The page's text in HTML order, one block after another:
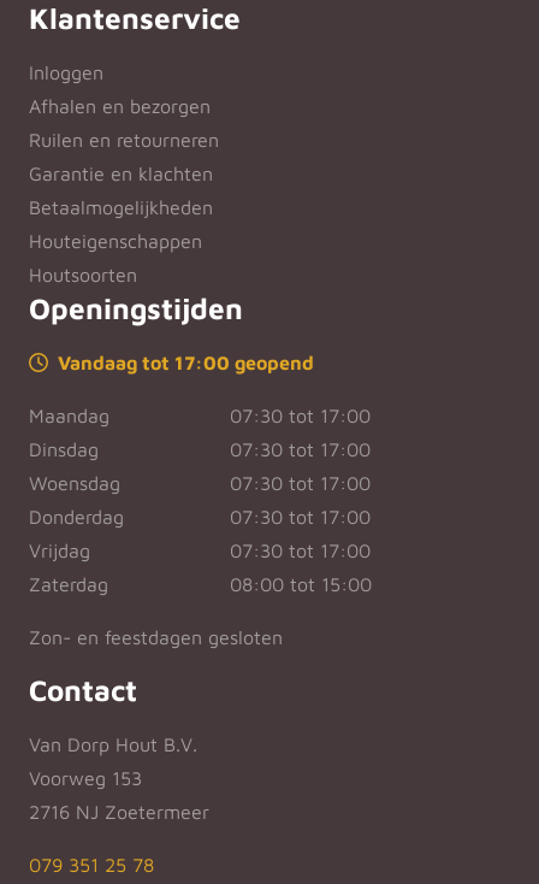
Klantenservice
Inloggen
Afhalen en bezorgen
Ruilen en retourneren
Garantie en klachten
Betaalmogelijkheden
Houteigenschappen
Houtsoorten
Openingstijden
Vandaag tot 17:00 geopend
Maandag
07:30 tot 17:00
Dinsdag
07:30 tot 17:00
Woensdag
07:30 tot 17:00
Donderdag
07:30 tot 17:00
Vrijdag
07:30 tot 17:00
Zaterdag
08:00 tot 15:00
Zon- en feestdagen gesloten
Contact
Van Dorp Hout B.V.
Voorweg 153
2716 NJ Zoetermeer
079 351 25 78